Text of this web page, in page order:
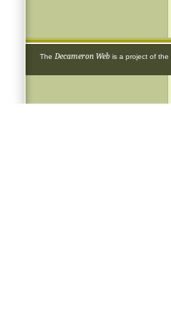
The Decameron Web is a project of the